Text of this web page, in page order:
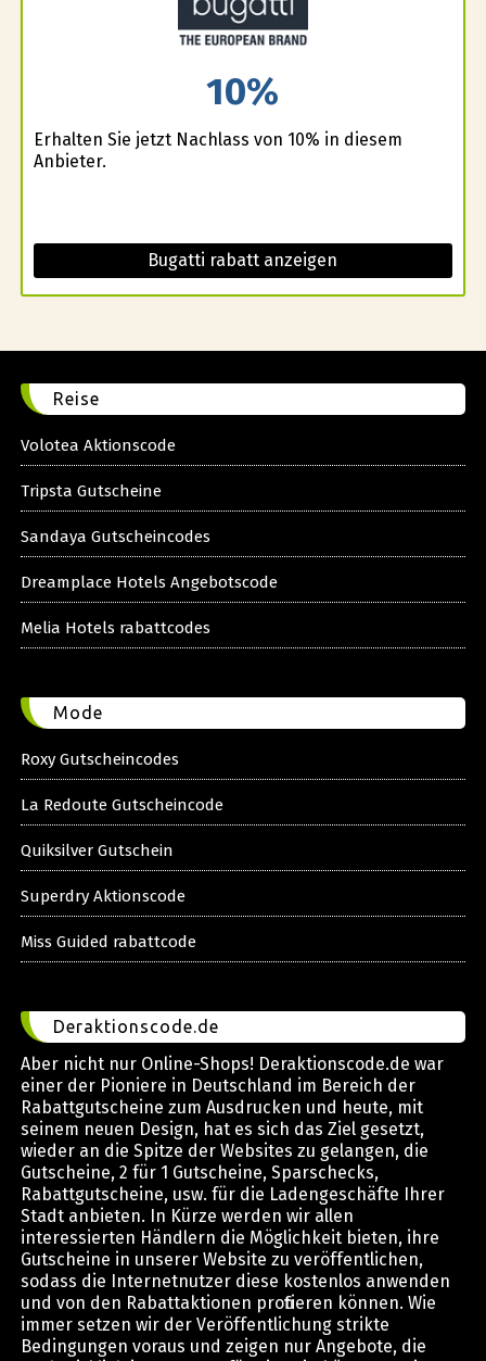
10%
Erhalten Sie jetzt Nachlass von 10% in diesem
Anbieter.
Bugatti rabatt anzeigen
Reise
Volotea Aktionscode
Tripsta Gutscheine
Sandaya Gutscheincodes
Dreamplace Hotels Angebotscode
Melia Hotels rabattcodes
Mode
Roxy Gutscheincodes
La Redoute Gutscheincode
Quiksilver Gutschein
Superdry Aktionscode
Miss Guided rabattcode
Deraktionscode.de
Aber nicht nur Online-Shops! Deraktionscode.de war
einer der Pioniere in Deutschland im Bereich der
Rabattgutscheine zum Ausdrucken und heute, mit
seinem neuen Design, hat es sich das Ziel gesetzt,
wieder an die Spitze der Websites zu gelangen, die
Gutscheine, 2 für 1 Gutscheine, Sparschecks,
Rabattgutscheine, usw. für die Ladengeschäfte Ihrer
Stadt anbieten. In Kürze werden wir allen
interessierten Händlern die Möglichkeit bieten, ihre
Gutscheine in unserer Website zu veröffentlichen,
sodass die Internetnutzer diese kostenlos anwenden
und von den Rabattaktionen profitieren können. Wie
immer setzen wir der Veröffentlichung strikte
Bedingungen voraus und zeigen nur Angebote, die